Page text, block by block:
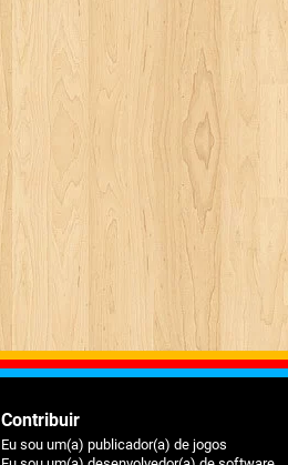
Contribuir
Eu sou um(a) publicador(a) de jogos